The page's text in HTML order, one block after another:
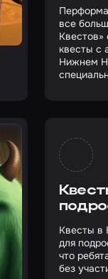
все
Квестов»
квесты с
Нижнем
Квесты в
для
что
без